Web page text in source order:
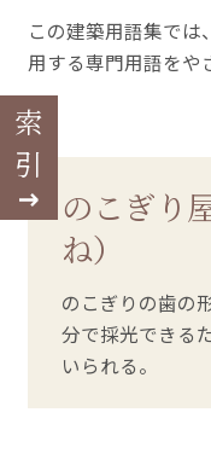
索引
この建築用語集で
用する専門用語をや
のこぎり
ね）
のこぎりの歯の
分で採光できる
いられる。